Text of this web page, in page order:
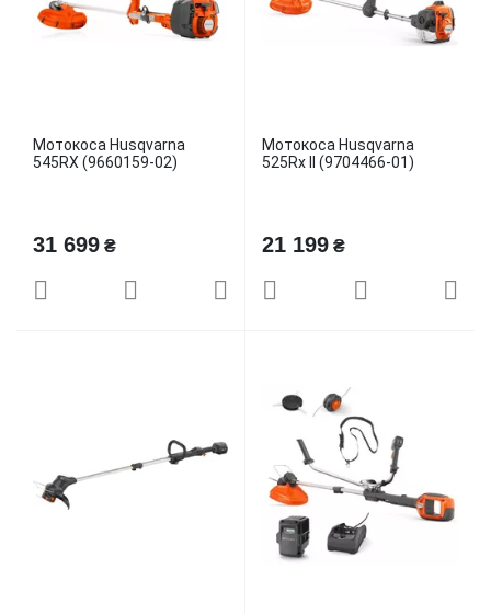
Мотокоса Husqvarna
545RХ (9660159-02)
31 699₴
Мотокоса Husqvarna
525Rx II (9704466-01)
21 199₴